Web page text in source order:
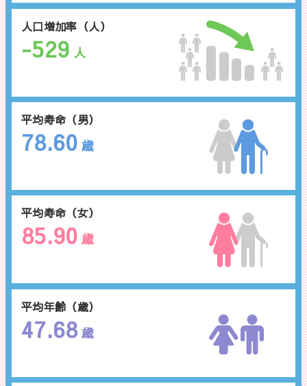
平均寿命（男）
78.60 歳
平均年齢（歳）
47.68 歳
人口増加率（人）
-529 人
平均寿命（女）
85.90 歳